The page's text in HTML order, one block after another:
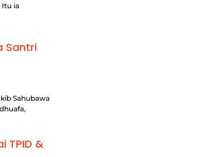
Itu ia
Santri
Sahubawa
TPID &